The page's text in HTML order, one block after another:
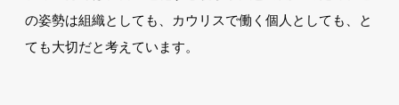
の姿勢は組織としても、カウリスで働く個人としても、と
ても大切だと考えています。